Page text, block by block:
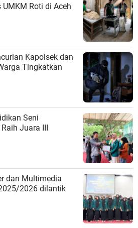
Roti di Aceh
Kapolsek dan
Tingkatkan
Seni
Juara III
dan Multimedia
2025/2026 dilantik